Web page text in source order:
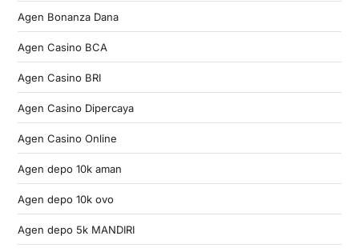
Agen Bonanza Dana
Agen Casino BCA
Agen Casino BRI
Agen Casino Dipercaya
Agen Casino Online
Agen depo 10k aman
Agen depo 10k ovo
Agen depo 5k MANDIRI